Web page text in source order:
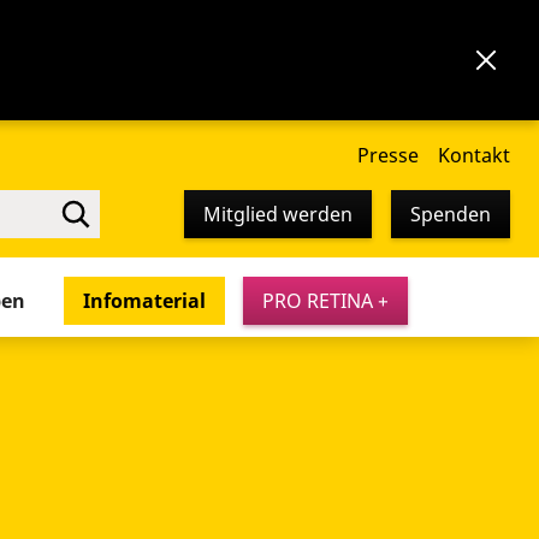
Presse Kontakt
Mitglied werden Spenden
Infomaterial PRO RETINA +